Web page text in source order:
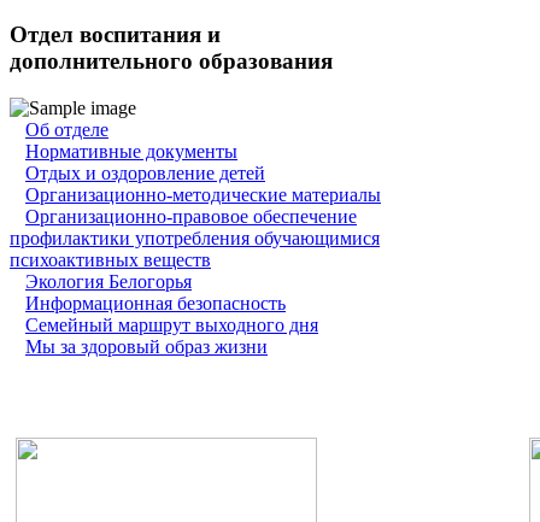
Отдел воспитания и
дополнительного образования
Об отделе
Нормативные документы
Отдых и оздоровление детей
Организационно-методические материалы
Организационно-правовое обеспечение
профилактики употребления обучающимися
психоактивных веществ
Экология Белогорья
Информационная безопасность
Семейный маршрут выходного дня
Мы за здоровый образ жизни